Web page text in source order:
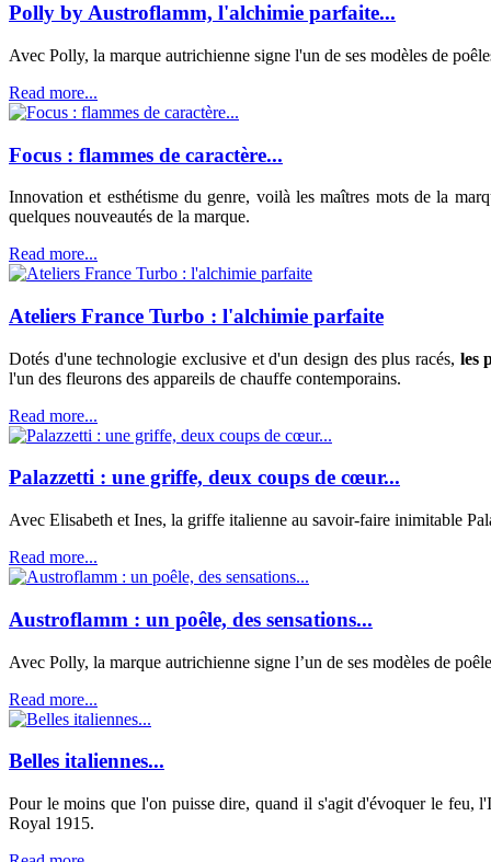
Polly by Austroflamm, l'alchimie parfaite...
Avec Polly, la marque autrichienne signe l'un de ses modèles de
Read more...
Focus : flammes de caractère...
Innovation et esthétisme du genre, voilà les maîtres mots de la
quelques nouveautés de la marque.
Read more...
Ateliers France Turbo : l'alchimie parfaite
Dotés d'une technologie exclusive et d'un design des plus racés, les
l'un des fleurons des appareils de chauffe contemporains.
Read more...
Palazzetti : une griffe, deux coups de cœur...
Avec Elisabeth et Ines, la griffe italienne au savoir-faire inimitable
Read more...
Austroflamm : un poêle, des sensations...
Avec Polly, la marque autrichienne signe l’un de ses modèles de
Read more...
Belles italiennes...
Pour le moins que l'on puisse dire, quand il s'agit d'évoquer le feu,
Royal 1915.